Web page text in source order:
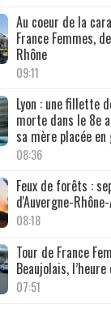
Au coeur de la
France Femmes,
Rhône
09:11
Lyon : une fillette
morte dans le 8e
sa mère placée en
08:36
Feux de forêts :
d'Auvergne-
08:18
Tour de France
Beaujolais,
07:51